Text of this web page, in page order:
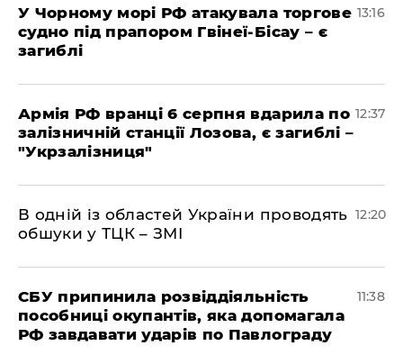
У Чорному морі РФ атакувала торгове
судно під прапором Гвінеї-Бісау – є
загиблі
13:16
Армія РФ вранці 6 серпня вдарила по
залізничній станції Лозова, є загиблі –
"Укрзалізниця"
12:37
В одній із областей України проводять
обшуки у ТЦК – ЗМІ
12:20
СБУ припинила розвіддіяльність
пособниці окупантів, яка допомагала
РФ завдавати ударів по Павлограду
11:38